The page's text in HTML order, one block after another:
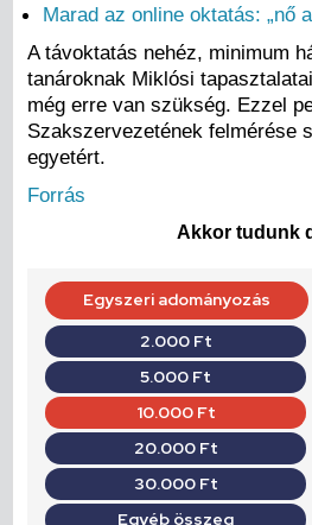
Marad az online oktatás: „nő
A távoktatás nehéz, minimum
tanároknak Miklósi
még erre van szükség. Ezzel
Szakszervezetének felmérése
egyetért.
Forrás
Akkor tudunk